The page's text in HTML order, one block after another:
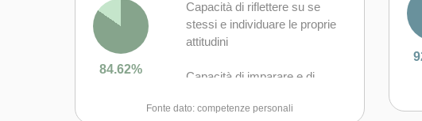
84.62%
Capacità di riflettere su se
stessi e individuare le proprie
attitudini
Capacità di imparare e di
collaborativa sia in maniera
Fonte dato: competenze personali